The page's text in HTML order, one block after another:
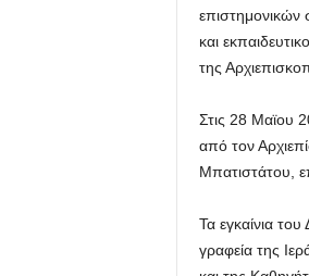
και
της
Στις 28 Μαϊου
από τον
Μπατιστάτου,
Τα εγκαίνια
γραφεία της